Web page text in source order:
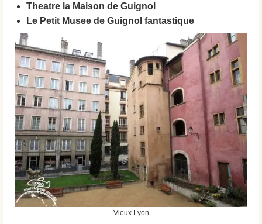
Theatre la Maison de Guignol
Le Petit Musee de Guignol fantastique
Vieux Lyon